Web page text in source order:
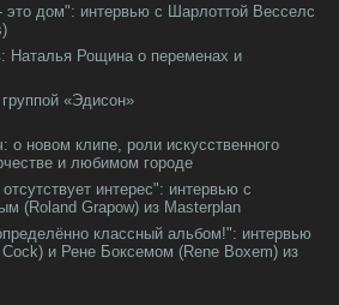
это дом": интервью с Шарлоттой Весселс
Наталья Рощина о переменах и
«Эдисон»
о новом клипе, роли искусственного
и любимом городе
интерес": интервью с
(Roland Grapow) из Masterplan
классный альбом!": интервью
и Рене Боксемом (Rene Boxem) из